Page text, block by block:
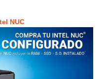
NUC